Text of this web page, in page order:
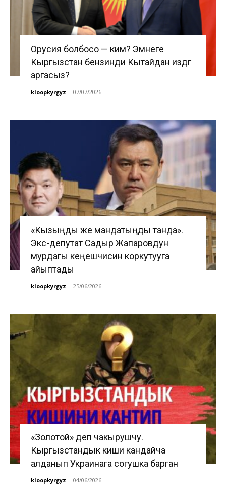
Орусия болбосо — ким? Эмнеге
Кыргызстан бензинди Кытайдан издөөгө
аргасыз?
kloopkyrgyz - 07/07/2026
«Кызыңды же мандатыңды танда».
Экс-депутат Садыр Жапаровдун
мурдагы кеңешчисин коркутууга
айыптады
kloopkyrgyz - 25/06/2026
«Золотой» деп чакырушчу.
Кыргызстандык киши кандайча
алданып Украинага согушка барган
kloopkyrgyz - 04/06/2026